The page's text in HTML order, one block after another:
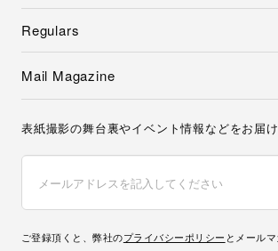
Regulars
Mail Magazine
表紙撮影の舞台裏やイベント情報などをお届け
ご登録頂くと、弊社のプライバシーポリシー とメール